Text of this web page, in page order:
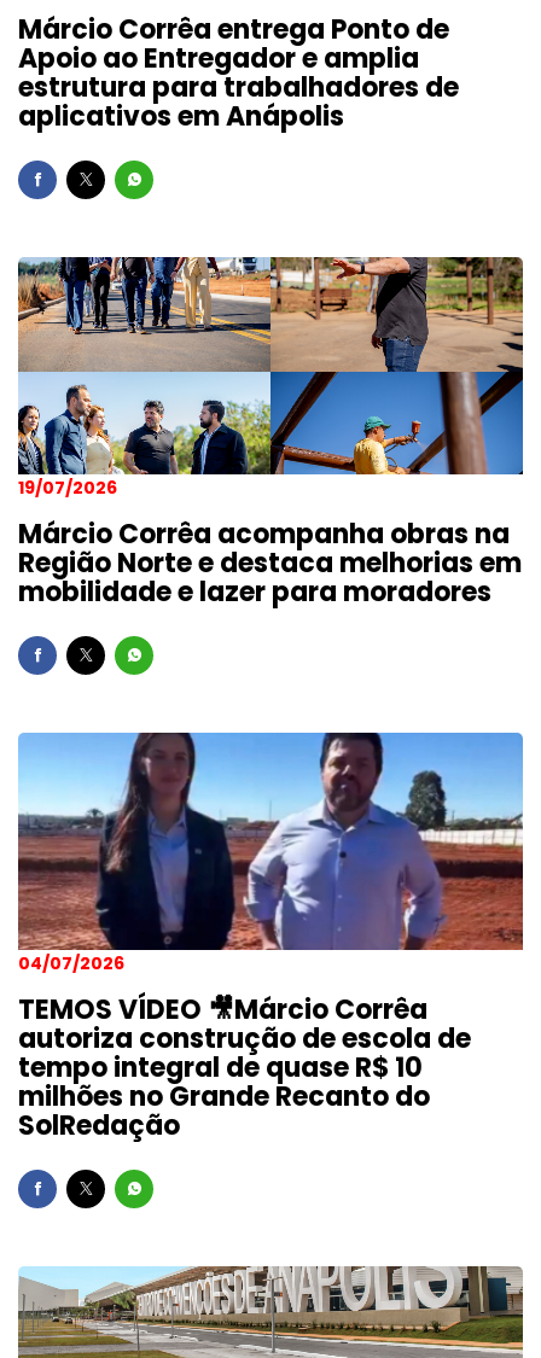
Márcio Corrêa entrega Ponto de
Apoio ao Entregador e amplia
estrutura para trabalhadores de
aplicativos em Anápolis
19/07/2026
Márcio Corrêa acompanha obras na
Região Norte e destaca melhorias em
mobilidade e lazer para moradores
04/07/2026
TEMOS VÍDEO 🎥Márcio Corrêa
autoriza construção de escola de
tempo integral de quase R$ 10
milhões no Grande Recanto do
SolRedação